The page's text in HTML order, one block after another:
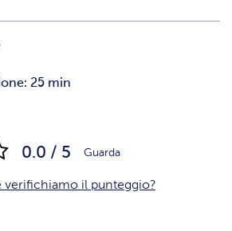
25 min
0.0 / 5 Guarda
verifichiamo il punteggio?